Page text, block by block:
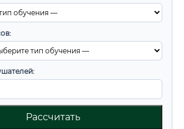
Рассчитать